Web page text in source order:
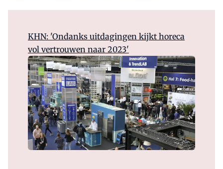
KHN: 'Ondanks uitdagingen kijkt horeca
vol vertrouwen naar 2023'